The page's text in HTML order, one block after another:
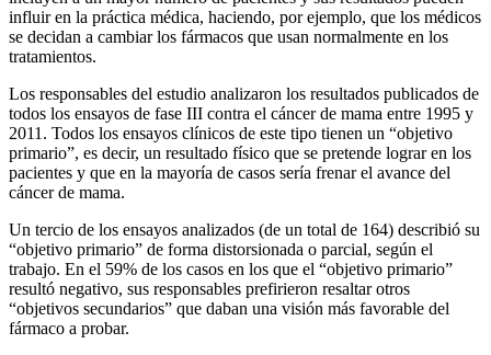
influir en la práctica médica, haciendo, por ejemplo, que los médicos
se decidan a cambiar los fármacos que usan normalmente en los
tratamientos.
Los responsables del estudio analizaron los resultados publicados de
todos los ensayos de fase III contra el cáncer de mama entre 1995 y
2011. Todos los ensayos clínicos de este tipo tienen un “objetivo
primario”, es decir, un resultado físico que se pretende lograr en los
pacientes y que en la mayoría de casos sería frenar el avance del
cáncer de mama.
Un tercio de los ensayos analizados (de un total de 164) describió su
“objetivo primario” de forma distorsionada o parcial, según el
trabajo. En el 59% de los casos en los que el “objetivo primario”
resultó negativo, sus responsables prefirieron resaltar otros
“objetivos secundarios” que daban una visión más favorable del
fármaco a probar.